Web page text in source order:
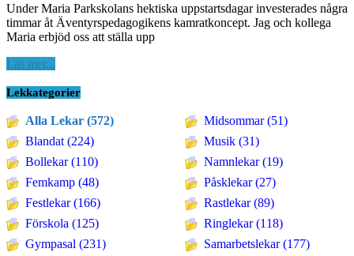
Under Maria Parkskolans hektiska uppstartsdagar investerades några
timmar åt Äventyrspedagogikens kamratkoncept. Jag och kollega
Maria erbjöd oss att ställa upp
Läs mer...
Lekkategorier
Alla Lekar (572)
Blandat (224)
Bollekar (110)
Femkamp (48)
Festlekar (166)
Förskola (125)
Gympasal (231)
Midsommar (51)
Musik (31)
Namnlekar (19)
Påsklekar (27)
Rastlekar (89)
Ringlekar (118)
Samarbetslekar (177)